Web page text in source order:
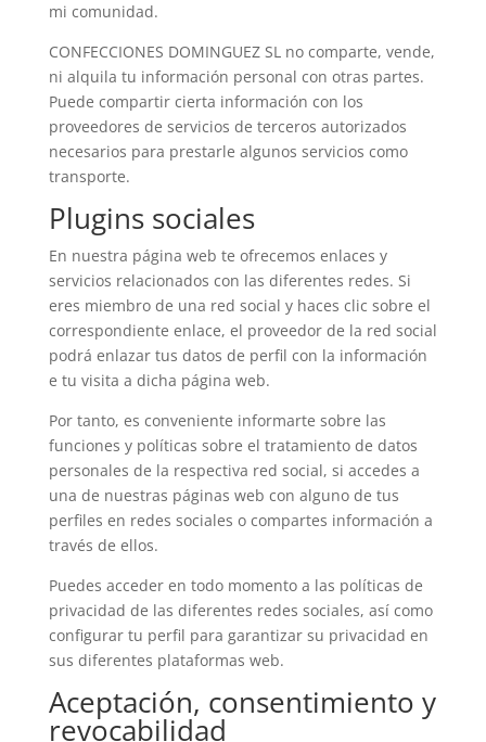
mi comunidad.
CONFECCIONES DOMINGUEZ SLno comparte, vende,
ni alquila tu información personal con otras partes.
Puede compartir cierta información con los
proveedores de servicios de terceros autorizados
necesarios para prestarle algunos servicios como
transporte.
Plugins sociales
En nuestra página web te ofrecemos enlaces y
servicios relacionados con las diferentes redes. Si
eres miembro de una red social y haces clic sobre el
correspondiente enlace, el proveedor de la red social
podrá enlazar tus datos de perfil con la información
e tu visita a dicha página web.
Por tanto, es conveniente informarte sobre las
funciones y políticas sobre el tratamiento de datos
personales de la respectiva red social, si accedes a
una de nuestras páginas web con alguno de tus
perfiles en redes sociales o compartes información a
través de ellos.
Puedes acceder en todo momento a las políticas de
privacidad de las diferentes redes sociales, así como
configurar tu perfil para garantizar su privacidad en
sus diferentes plataformas web.
Aceptación, consentimiento y
revocabilidad